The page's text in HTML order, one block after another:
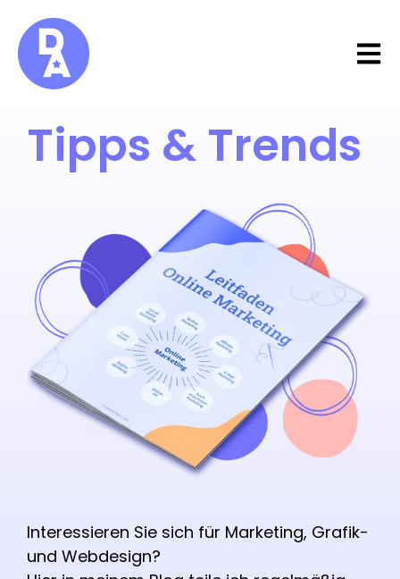
Tipps & Trends
Interessieren Sie sich für Marketing, Grafik-
und Webdesign?